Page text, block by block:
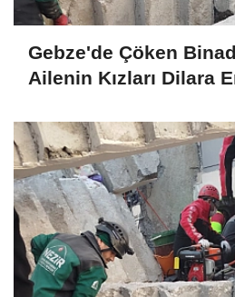
Gebze'de Çöken
Ailenin Kızları Dilara